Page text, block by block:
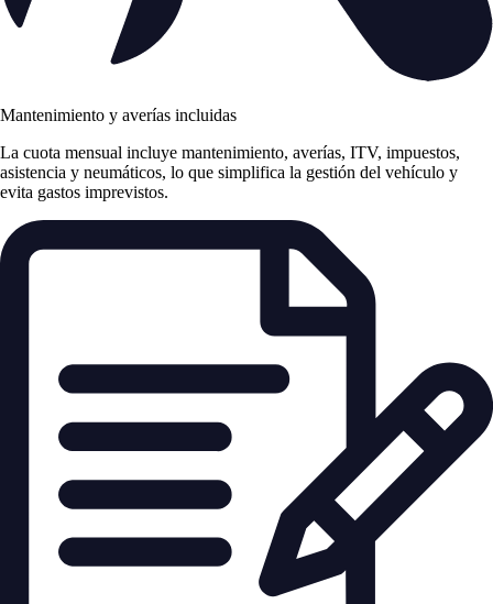
Mantenimiento y averías incluidas
La cuota mensual incluye mantenimiento, averías, ITV, impuestos,
asistencia y neumáticos, lo que simplifica la gestión del vehículo y
evita gastos imprevistos.